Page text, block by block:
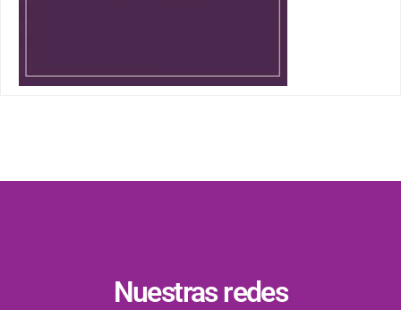
Nuestras redes